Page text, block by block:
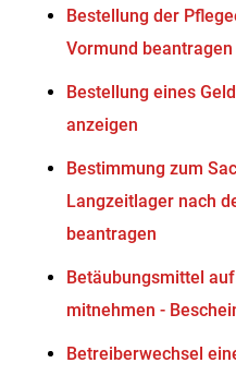
Bestellung der
Vormund beantragen
Bestellung eines
anzeigen
Bestimmung zum
Langzeitlager nach
beantragen
Betäubungsmittel
mitnehmen -
Betreiberwechsel